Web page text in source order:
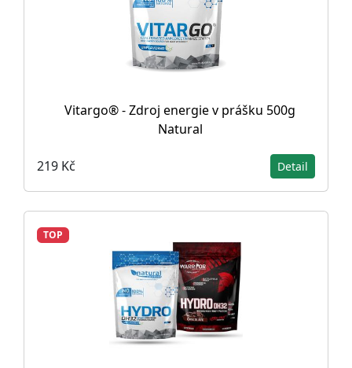
Vitargo® - Zdroj energie v prášku 500g
Natural
219 Kč Detail
TOP